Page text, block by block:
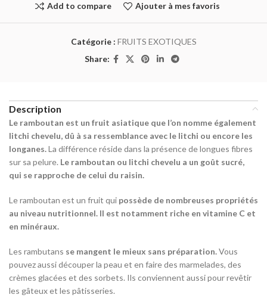
Add to compare Ajouter à mes favoris
Catégorie : FRUITS EXOTIQUES
Share:
Description
Le ramboutan est un fruit asiatique que l’on nomme également
litchi chevelu, dû à sa ressemblance avec le litchi ou encore les
longanes.La différence réside dans la présence de longues fibres
sur sa pelure. Le ramboutan ou litchi chevelu a un goût sucré,
qui se rapproche de celui du raisin.
Le ramboutan est un fruit qui possède de nombreuses propriétés
au niveau nutritionnel. Il est notamment riche en vitamine C et
en minéraux.
Les rambutans se mangent le mieux sans préparation.Vous
pouvez aussi découper la peau et en faire des marmelades, des
crèmes glacées et des sorbets. Ils conviennent aussi pour revêtir
les gâteux et les pâtisseries.